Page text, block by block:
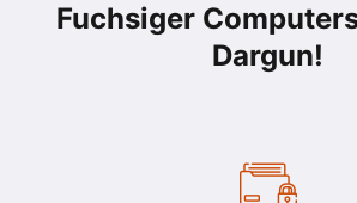
Fuchsiger
Dargun!